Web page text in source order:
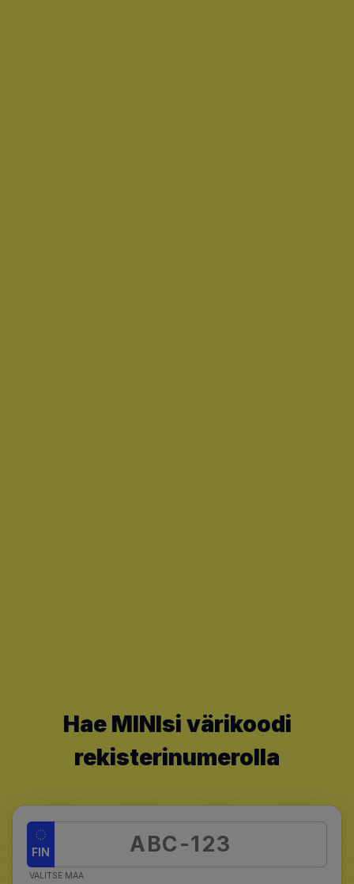
Hae MINIsi värikoodi
rekisterinumerolla
FIN
VALITSE MAA